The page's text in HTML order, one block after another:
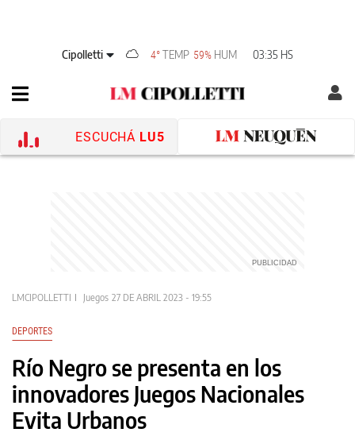
Cipolletti 4°TEMP 59% HUM 03:35 HS
ESCUCHÁ LU5
LMCIPOLLETTI Juegos 27 DE ABRIL 2023 - 19:55
DEPORTES
Río Negro se presenta en los
innovadores Juegos Nacionales
Evita Urbanos